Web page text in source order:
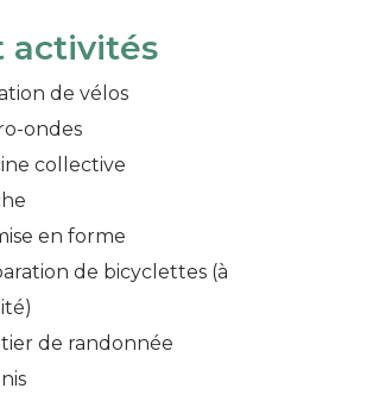
activités
de vélos
ondes
collective
en forme
de bicyclettes (à
de randonnée